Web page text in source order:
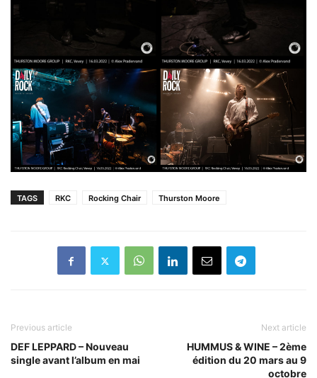
TAGS RKC Rocking Chair Thurston Moore
Previous article
DEF LEPPARD – Nouveau
single avant l’album en mai
Next article
HUMMUS & WINE – 2ème
édition du 20 mars au 9
octobre